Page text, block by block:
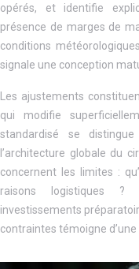
opérés, et identifie
présence de marges de
conditions
signale une conception
Les ajustements
qui modifie
standardisé se
l’architecture globale du
concernent les limites :
raisons logistiques ?
investissements
contraintes témoigne